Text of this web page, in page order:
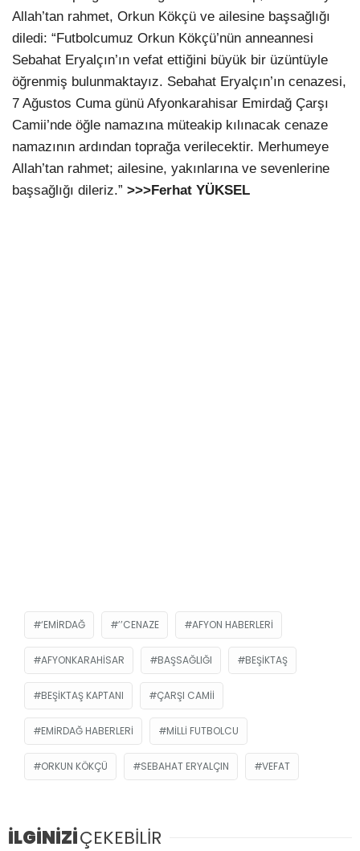
Allah’tan rahmet, Orkun Kökçü ve ailesine başsağlığı
diledi: “Futbolcumuz Orkun Kökçü’nün anneannesi
Sebahat Eryalçın’ın vefat ettiğini büyük bir üzüntüyle
öğrenmiş bulunmaktayız. Sebahat Eryalçın’ın cenazesi,
7 Ağustos Cuma günü Afyonkarahisar Emirdağ Çarşı
Camii’nde öğle namazına müteakip kılınacak cenaze
namazının ardından toprağa verilecektir. Merhumeye
Allah’tan rahmet; ailesine, yakınlarına ve sevenlerine
başsağlığı dileriz.” >>>Ferhat YÜKSEL
‘EMIRDAĞ ’’CENAZE AFYON HABERLERI
AFYONKARAHISAR BAŞSAĞLIĞI BEŞIKTAŞ
BEŞIKTAŞ KAPTANI ÇARŞI CAMII
EMIRDAĞ HABERLERI MILLI FUTBOLCU
ORKUN KÖKÇÜ SEBAHAT ERYALÇIN VEFAT
İLGİNİZİÇEKEBİLİR